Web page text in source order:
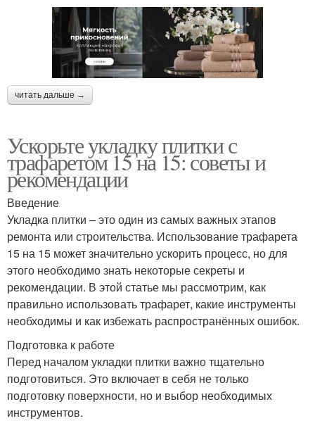
читать дальше →
Ускорьте укладку плитки с
трафаретом 15 на 15: советы и
рекомендации
Введение
Укладка плитки – это один из самых важных этапов
ремонта или строительства. Использование трафарета
15 на 15 может значительно ускорить процесс, но для
этого необходимо знать некоторые секреты и
рекомендации. В этой статье мы рассмотрим, как
правильно использовать трафарет, какие инструменты
необходимы и как избежать распространённых ошибок.
Подготовка к работе
Перед началом укладки плитки важно тщательно
подготовиться. Это включает в себя не только
подготовку поверхности, но и выбор необходимых
инструментов.